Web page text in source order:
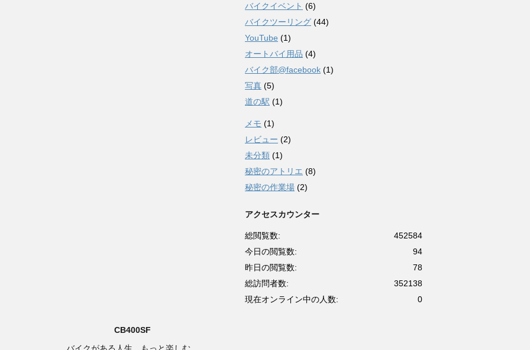
バイクイベント (6)
バイクツーリング (44)
YouTube (1)
オートバイ用品 (4)
バイク部@facebook (1)
写真 (5)
道の駅 (1)
メモ (1)
レビュー (2)
未分類 (1)
秘密のアトリエ (8)
秘密の作業場 (2)
アクセスカウンター
452584
総閲覧数:
94
今日の閲覧数:
78
昨日の閲覧数:
352138
総訪問者数:
0
現在オンライン中の人数:
CB400SF